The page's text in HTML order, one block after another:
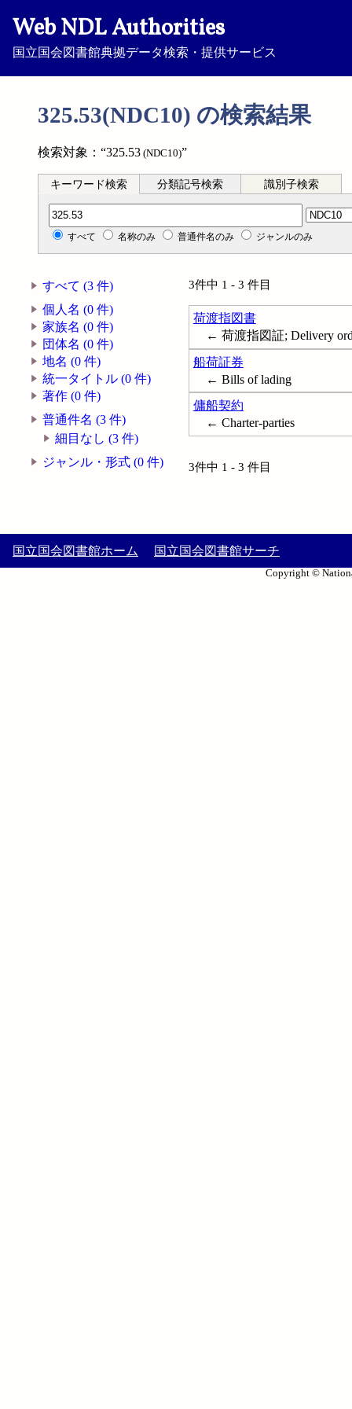
Web NDL Authorities
国立国会図書館典拠データ検索・提供サービス
325.53(NDC10) の検索結果
検索対象：“325.53 (NDC10)”
キーワード検索 分類記号検索 識別子検索
分類記号検索
すべて 名称のみ 普通件名のみ ジャンルのみ
すべて (3 件)
個人名 (0 件)
家族名 (0 件)
団体名 (0 件)
地名 (0 件)
統一タイトル (0 件)
著作 (0 件)
普通件名 (3 件)
細目なし (3 件)
ジャンル・形式 (0 件)
3件中 1 - 3 件目
荷渡指図書
← 荷渡指図証; Delivery
船荷証券
← Bills of lading
傭船契約
← Charter-parties
3件中 1 - 3 件目
国立国会図書館ホーム 国立国会図書館サーチ
Copyright ©